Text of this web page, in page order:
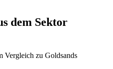
dem Sektor
Vergleich zu Goldsands